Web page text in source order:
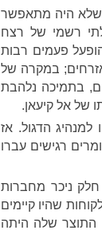
שלא היה מתאפשר
רשמי של רצח
פעמים רבות
במקרה של
בתמיכה נלהבת
של אל קיעאן.
למנהיג הדגול. אז
רגישים עברו
ניכר מחברות
שהיו קיימים
התוצר שלה היתה